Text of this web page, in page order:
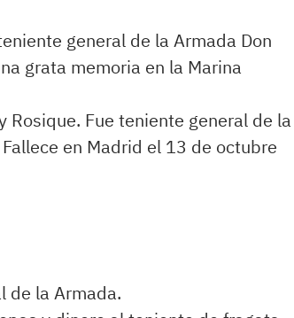
general de la Armada Don
grata memoria en la Marina
Rosique. Fue teniente general de la
en Madrid el 13 de octubre
de la Armada.